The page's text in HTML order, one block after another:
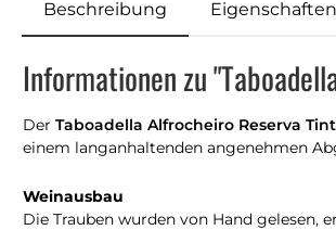
Beschreibung Eigenschaften
Informationen zu
Der Taboadella Alfrocheiro Reserva
einem langanhaltenden angenehmen
Weinausbau
Die Trauben wurden von Hand gelesen,